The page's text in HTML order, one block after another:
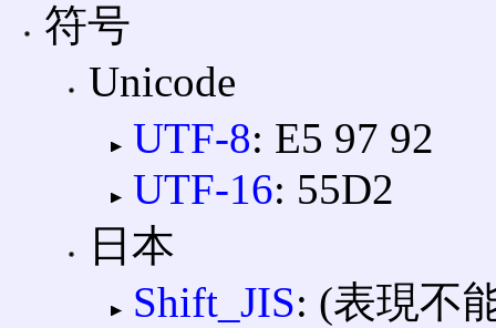
符号
Unicode
UTF-8: E5 97 92
UTF-16: 55D2
日本
Shift_JIS: (表現不